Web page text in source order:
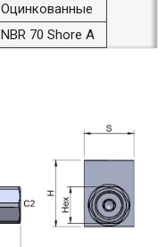
Оцинкованные
NBR 70 Shore A